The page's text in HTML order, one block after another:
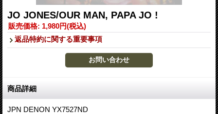
JO JONES/OUR MAN, PAPA JO !
販売価格: 1,980円(税込)
返品特約に関する重要事項
商品詳細
JPN DENON YX7527ND